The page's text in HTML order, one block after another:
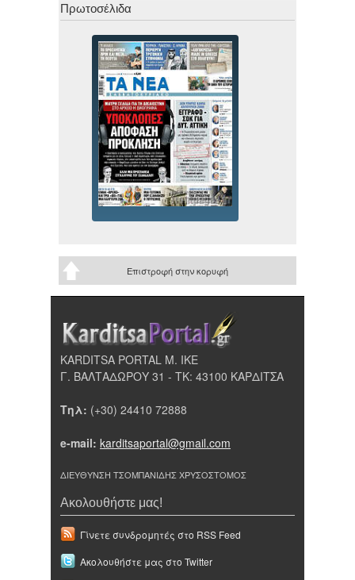
Πρωτοσέλιδα
Επιστροφή στην κορυφή
KARDITSA PORTAL Μ. ΙΚΕ
Γ. ΒΑΛΤΑΔΩΡΟΥ 31 - ΤΚ: 43100 ΚΑΡΔΙΤΣΑ
Τηλ: (+30) 24410 72888
e-mail: karditsaportal@gmail.com
ΔΙΕΥΘΥΝΣΗ ΤΣΟΜΠΑΝΙΔΗΣ ΧΡΥΣΟΣΤΟΜΟΣ
Ακολουθήστε μας!
Γίνετε συνδρομητές στο RSS Feed
Ακολουθήστε μας στο Twitter